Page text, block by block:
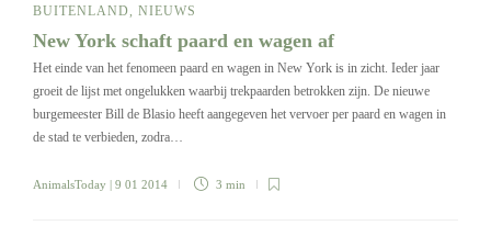
BUITENLAND, NIEUWS
New York schaft paard en wagen af
Het einde van het fenomeen paard en wagen in New York is in zicht. Ieder jaar
groeit de lijst met ongelukken waarbij trekpaarden betrokken zijn. De nieuwe
burgemeester Bill de Blasio heeft aangegeven het vervoer per paard en wagen in
de stad te verbieden, zodra…
AnimalsToday | 9 01 2014 3 min